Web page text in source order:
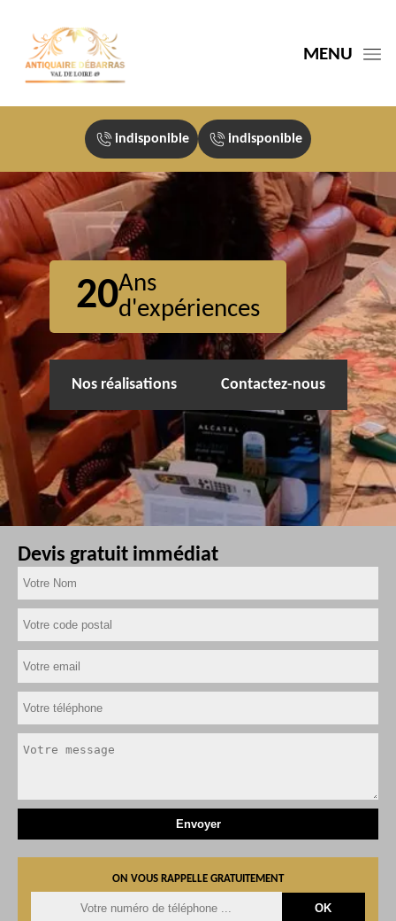
MENU
indisponible indisponible
20Ans
d'expériences
Nos réalisations Contactez-nous
Devis gratuit immédiat
ON VOUS RAPPELLE GRATUITEMENT